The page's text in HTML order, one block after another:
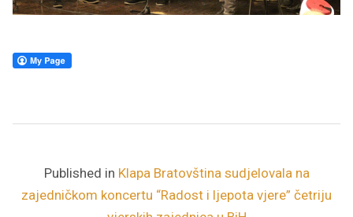
Published in Klapa Bratovština sudjelovala na
zajedničkom koncertu “Radost i ljepota vjere” četriju